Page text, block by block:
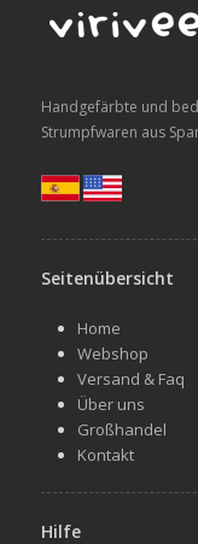
Handgefärbte und
Strumpfwaren aus
Seitenübersicht
Home
Webshop
Versand & Faq
Über uns
Großhandel
Kontakt
Hilfe